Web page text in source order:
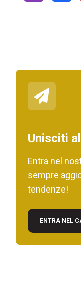
Unisciti
Entra nel
sempre
tendenze!
ENTRA NEL